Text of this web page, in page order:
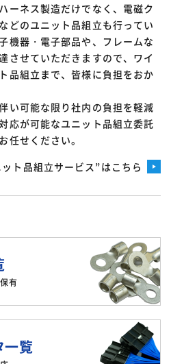
ーネス製造だけでなく、電磁ク
どのユニット品組立も行ってい
機器・電子部品や、フレームな
させていただきますので、ワイ
品組立まで、皆様に負担をおか
い可能な限り社内の負担を軽減
応が可能なユニット品組立委託
任せください。
ト品組立サービス”はこちら
有
一覧